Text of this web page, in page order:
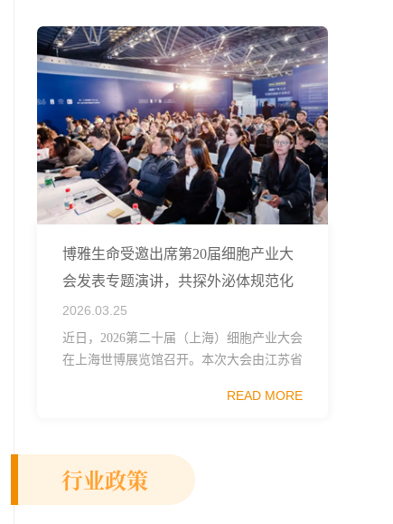
博雅生命受邀出席第20届细胞产业大
会发表专题演讲，共探外泌体规范化
发展
2026.03.25
近日，2026第二十届（上海）细胞产业大会
在上海世博展览馆召开。本次大会由江苏省
促进会细胞医药分会、武汉东湖国家自主创
READ MORE
行业政策